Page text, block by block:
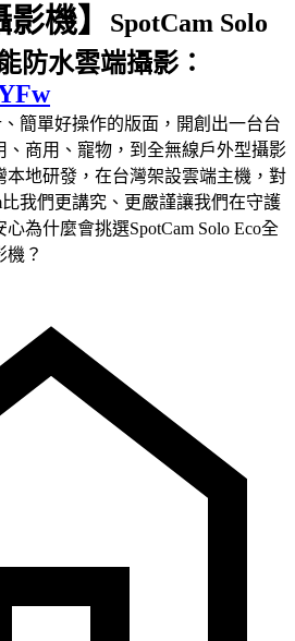
機】
SpotCam Solo
防水雲端攝影：
簡單好操作的版面，開創出一台台
、商用、寵物，到全無線戶外型攝影
本地研發，在台灣架設雲端主機，對
我們更講究、更嚴謹讓我們在守護
為什麼會挑選SpotCam Solo Eco全
機？